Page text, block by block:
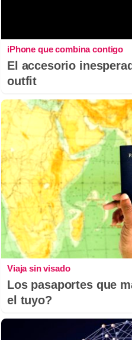
iPhone que combina contigo
El accesorio
outfit
Viaja sin visado
Los pasaportes que
el tuyo?